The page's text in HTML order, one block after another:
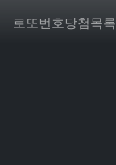
로또번호당첨목록